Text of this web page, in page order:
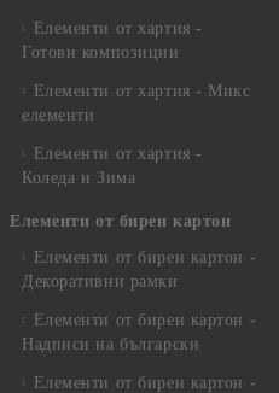
Елементи от хартия -
Готови композиции
Елементи от хартия - Микс
елементи
Елементи от хартия -
Коледа и Зима
Елементи от бирен картон
Елементи от бирен картон -
Декоративни рамки
Елементи от бирен картон -
Надписи на български
Елементи от бирен картон -